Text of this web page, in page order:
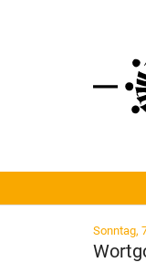
Sonntag,